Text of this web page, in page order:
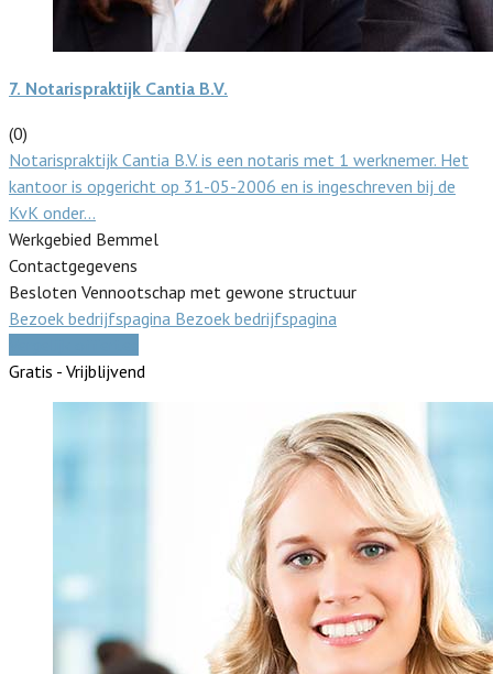
7. Notarispraktijk Cantia B.V.
(0)
Notarispraktijk Cantia B.V. is een notaris met 1 werknemer. Het
kantoor is opgericht op 31-05-2006 en is ingeschreven bij de
KvK onder…
Werkgebied Bemmel
Contactgegevens
Besloten Vennootschap met gewone structuur
Bezoek bedrijfspagina Bezoek bedrijfspagina
Gratis - Vrijblijvend